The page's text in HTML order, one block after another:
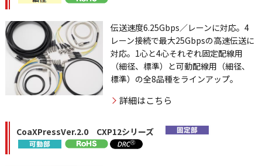
伝送速度6.25Gbps／レーンに対応。4
レーン接続で最大25Gbpsの高速伝送に
対応。1心と4心それぞれ固定配線用
（細径、標準）と可動配線用（細径、
標準）の全8品種をラインアップ。
詳細はこちら
CoaXPressVer.2.0 CXP12シリーズ